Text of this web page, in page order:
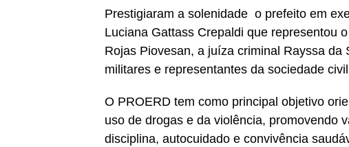
Prestigiaram a solenidade o prefeito em
Luciana Gattass Crepaldi que representou
Rojas Piovesan, a juíza criminal Rayssa
militares e representantes da sociedade
O PROERD tem como principal objetivo
uso de drogas e da violência, promovendo
disciplina, autocuidado e convivência